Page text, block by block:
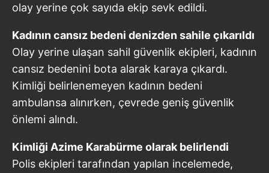
olay yerine çok sayıda ekip sevk edildi.
Kadının cansız bedeni denizden sahile çıkarıldı
Olay yerine ulaşan sahil güvenlik ekipleri, kadının
cansız bedenini bota alarak karaya çıkardı.
Kimliği belirlenemeyen kadının bedeni
ambulansa alınırken, çevrede geniş güvenlik
önlemi alındı.
Kimliği Azime Karabürme olarak belirlendi
Polis ekipleri tarafından yapılan incelemede,